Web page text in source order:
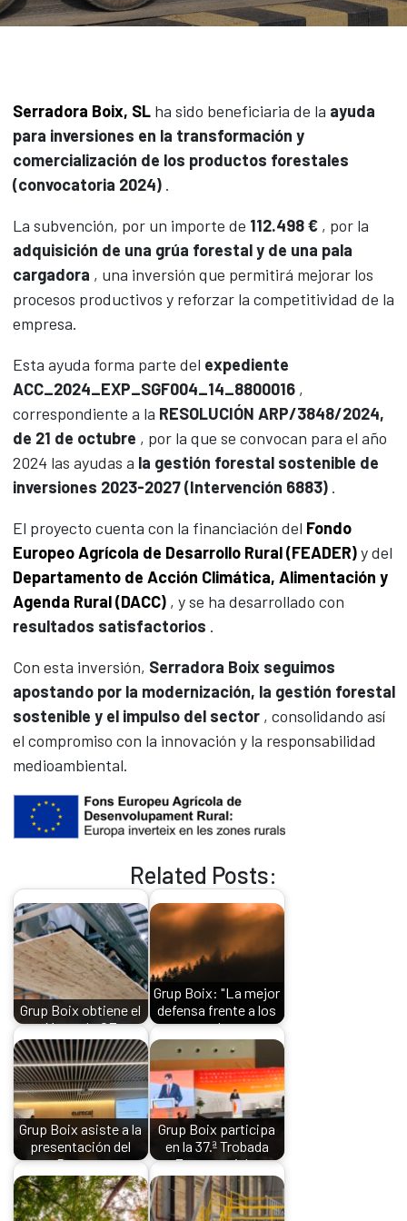
Madera
Paneles CLT
Contacto
Actualidad
CAS ENG CAT
Serradora Boix, SLha sido beneficiaria de la ayuda
para inversiones en la transformación y
comercialización de los productos forestales
(convocatoria 2024).
La subvención, por un importe de 112.498 €, por la
adquisición de una grúa forestal y de una pala
cargadora , una inversión que permitirá mejorar los
procesos productivos y reforzar la competitividad de la
empresa.
Esta ayuda forma parte del expediente
ACC_2024_EXP_SGF004_14_8800016,
correspondiente a la RESOLUCIÓN ARP/3848/2024,
de 21 de octubre , por la que se convocan para el año
2024 las ayudas a la gestión forestal sostenible de
inversiones 2023-2027 (Intervención 6883).
El proyecto cuenta con la financiación del Fondo
Europeo Agrícola de Desarrollo Rural (FEADER)y del
Departamento de Acción Climática, Alimentación y
Agenda Rural (DACC) , y se ha desarrollado con
resultados satisfactorios .
Con esta inversión, Serradora Boix seguimos
apostando por la modernización, la gestión forestal
sostenible y el impulso del sector, consolidando así
el compromiso con la innovación y la responsabilidad
medioambiental.
Related Posts:
Grup Boix obtiene el
Marcado CE
Grup Boix: "La mejor
defensa frente a los
grandes…
Grup Boix asiste a la
presentación del
Pacto…
Grup Boix participa
en la 37.ª Trobada
Empresarial…